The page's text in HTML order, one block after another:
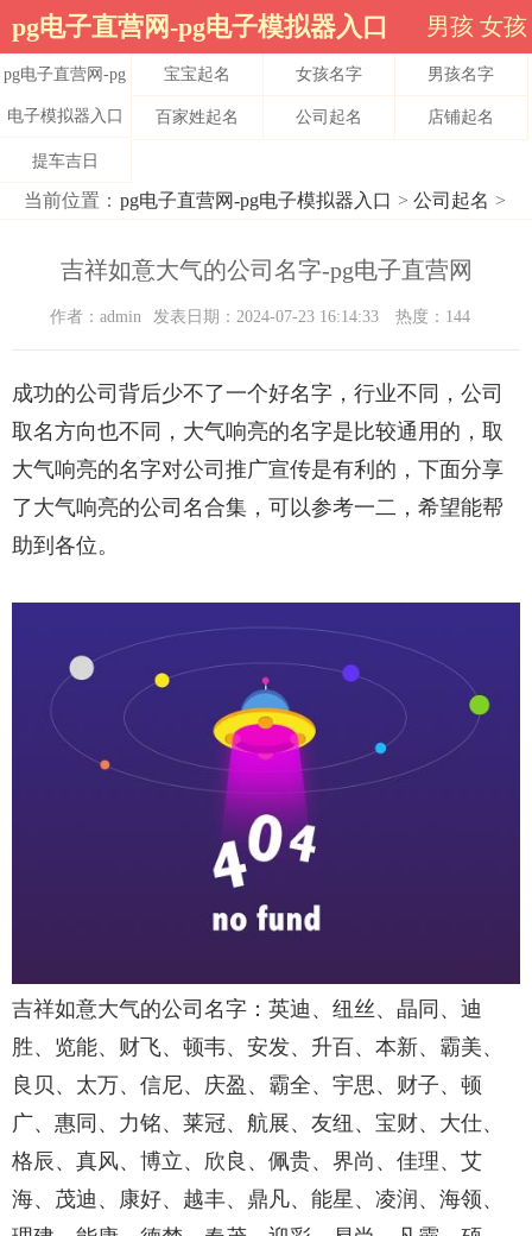
pg电子直营网-pg电子模拟器入口 男孩 女孩
pg电子直营网-pg
电子模拟器入口
宝宝起名 女孩名字 男孩名字
百家姓起名 公司起名 店铺起名
提车吉日
当前位置： pg电子直营网-pg电子模拟器入口 > 公司起名 >
吉祥如意大气的公司名字-pg电子直营网
作者：admin 发表日期：2024-07-23 16:14:33 热度：144
成功的公司背后少不了一个好名字，行业不同，公司
取名方向也不同，大气响亮的名字是比较通用的，取
大气响亮的名字对公司推广宣传是有利的，下面分享
了大气响亮的公司名合集，可以参考一二，希望能帮
助到各位。
吉祥如意大气的公司名字：英迪、纽丝、晶同、迪
胜、览能、财飞、顿韦、安发、升百、本新、霸美、
良贝、太万、信尼、庆盈、霸全、宇思、财子、顿
广、惠同、力铭、莱冠、航展、友纽、宝财、大仕、
格辰、真风、博立、欣良、佩贵、界尚、佳理、艾
海、茂迪、康好、越丰、鼎凡、能星、凌润、海领、